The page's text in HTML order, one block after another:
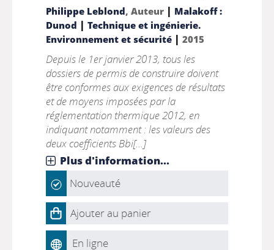
Philippe Leblond, Auteur | Malakoff :
Dunod | Technique et ingénierie.
Environnement et sécurité| 2015
Depuis le 1er janvier 2013, tous les
dossiers de permis de construire doivent
être conformes aux exigences de résultats
et de moyens imposées par la
réglementation thermique 2012, en
indiquant notamment : les valeurs des
deux coefficients Bbi[...]
Plus d'information...
Nouveauté
Ajouter au panier
En ligne